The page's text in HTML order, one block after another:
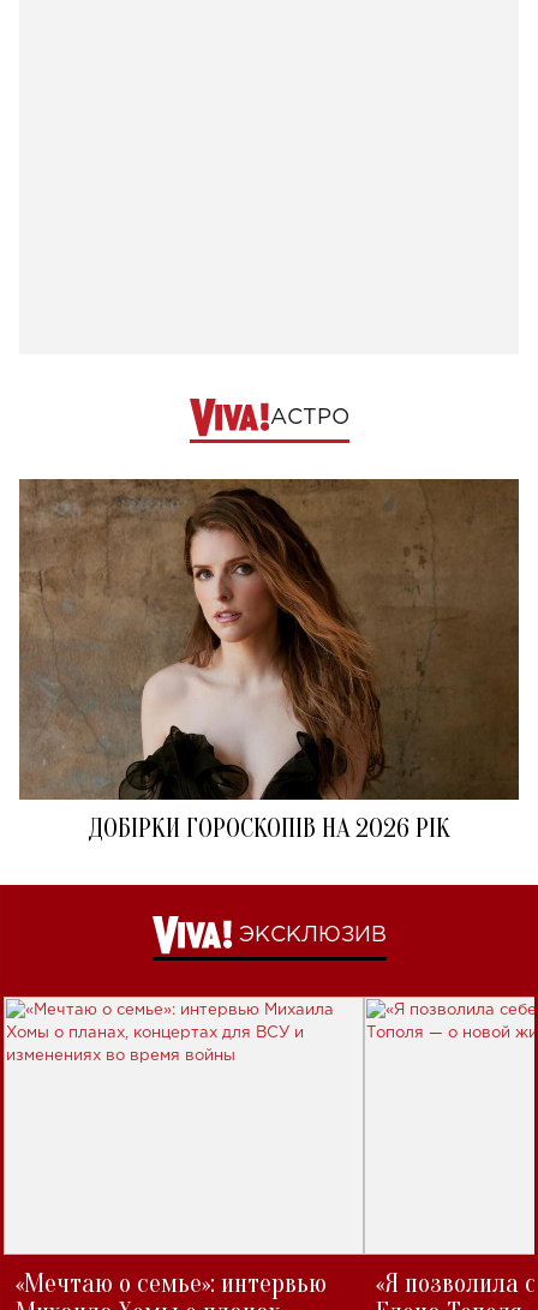
АСТРО
ДОБІРКИ ГОРОСКОПІВ НА 2026 РІК
ЭКСКЛЮЗИВ
«Мечтаю о семье»: интервью
«Я позволила